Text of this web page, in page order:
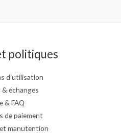
politiques
d’utilisation
échanges
& FAQ
de paiement
manutention